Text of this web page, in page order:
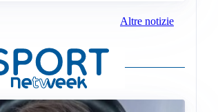
Altre notizie